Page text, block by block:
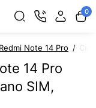
0
Redmi Note 14 Pro
14 Pro
SIM,